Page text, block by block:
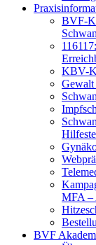
BVF-
KBV-
Gewalt
MFA –
BVF